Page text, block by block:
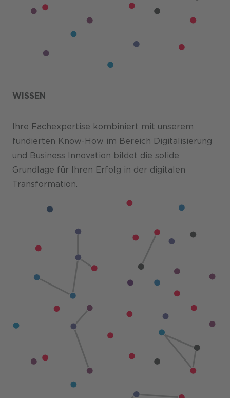
WISSEN
Ihre Fachexpertise kombiniert mit unserem
fundierten Know-How im Bereich Digitalisierung
und Business Innovation bildet die solide
Grundlage für Ihren Erfolg in der digitalen
Transformation.